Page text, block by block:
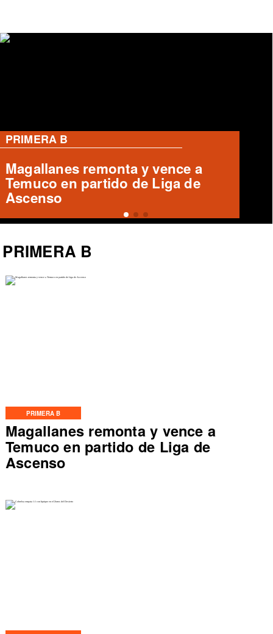
PRIMERA B
Magallanes remonta y vence a
Temuco en partido de Liga de
Ascenso
PRIMERA B
Cobreloa empata 1-1 con Iquique
en el Zorros del Desierto
PRIMERA B